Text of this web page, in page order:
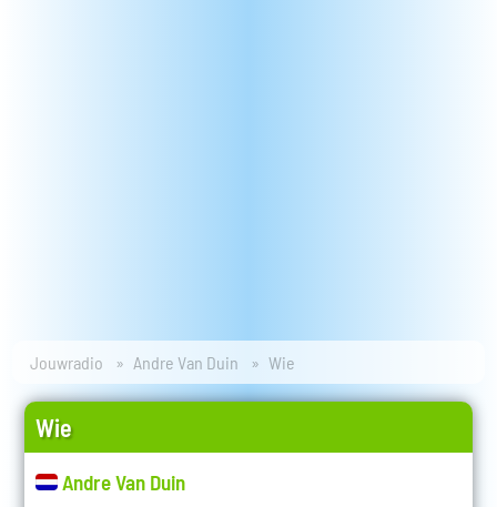
Jouwradio Andre Van Duin Wie
Wie
Andre Van Duin